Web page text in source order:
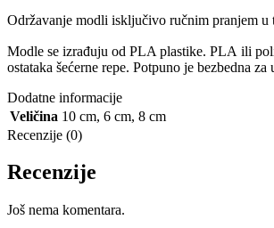
Održavanje modli isključivo ručnim pranjem
Modle se izrađuju od PLA plastike. PLA ili
ostataka šećerne repe. Potpuno je bezbedna
Dodatne informacije
Veličina 10 cm, 6 cm, 8 cm
Recenzije (0)
Recenzije
Još nema komentara.